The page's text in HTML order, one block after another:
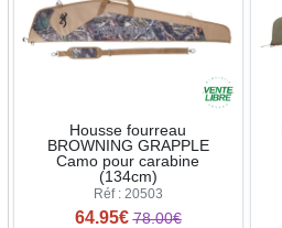
Housse fourreau
BROWNING GRAPPLE
Camo pour carabine
(134cm)
Réf : 20503
64.95€ 78.00€